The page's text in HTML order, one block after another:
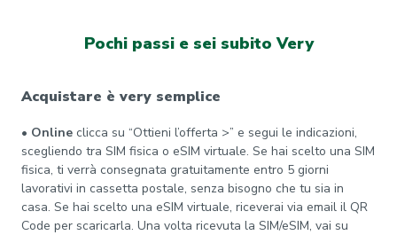
Pochi passi e sei subito Very
Acquistare è very semplice
• Online clicca su “Ottieni l’offerta >” e segui le indicazioni,
scegliendo tra SIM fisica o eSIM virtuale. Se hai scelto una SIM
fisica, ti verrà consegnata gratuitamente entro 5 giorni
lavorativi in cassetta postale, senza bisogno che tu sia in
casa. Se hai scelto una eSIM virtuale, riceverai via email il QR
Code per scaricarla. Una volta ricevuta la SIM/eSIM, vai su